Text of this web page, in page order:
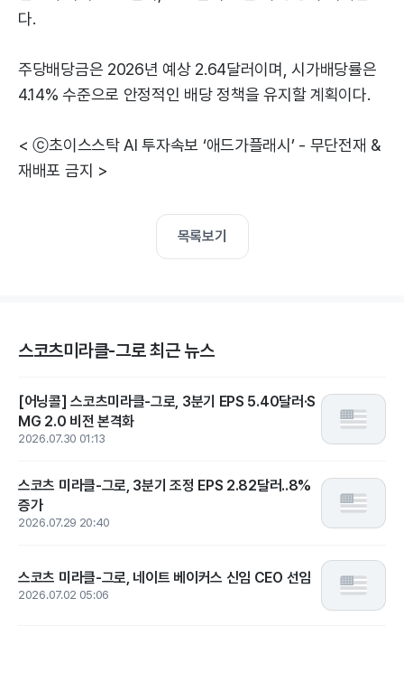
다.
주당배당금은 2026년 예상 2.64달러이며, 시가배당률은
4.14% 수준으로 안정적인 배당 정책을 유지할 계획이다.
< ⓒ초이스스탁 AI 투자속보 ‘애드가플래시’ - 무단전재 &
재배포 금지 >
목록보기
스코츠미라클-그로 최근 뉴스
[어닝콜] 스코츠미라클-그로, 3분기 EPS 5.40달러·S
MG 2.0 비전 본격화
2026.07.30 01:13
스코츠 미라클-그로, 3분기 조정 EPS 2.82달러..8%
증가
2026.07.29 20:40
스코츠 미라클-그로, 네이트 베이커스 신임 CEO 선임
2026.07.02 05:06